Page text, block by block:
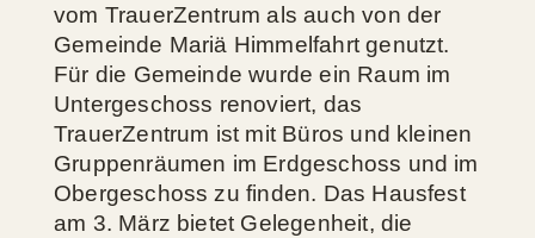
vom TrauerZentrum als auch von der
Gemeinde Mariä Himmelfahrt genutzt.
Für die Gemeinde wurde ein Raum im
Untergeschoss renoviert, das
TrauerZentrum ist mit Büros und kleinen
Gruppenräumen im Erdgeschoss und im
Obergeschoss zu finden. Das Hausfest
am 3. März bietet Gelegenheit, die